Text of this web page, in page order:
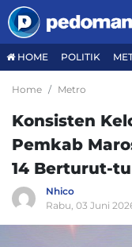
HOME POLITIK
Home Metro
Konsisten
Pemkab
14 Berturut-
Nhico
Rabu, 03 Juni